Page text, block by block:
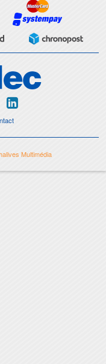
Multimédia